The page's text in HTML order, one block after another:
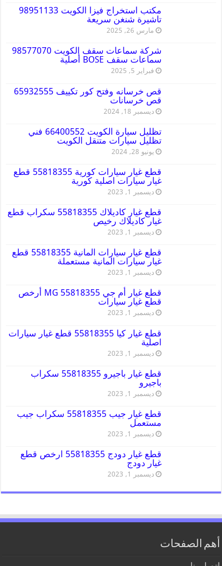
مكتب استخراج فيزا الكويت 98951133
تاشيرة شنغن سريعة
مارس 26, 2025
شركة سماعات سقف الكويت 98577070
سماعات سقف BOSE أصلية
فبراير 5, 2025
قص خرسانه وفتح كور تكييف 65932555
قص خرسانات
ديسمبر 18, 2024
تظليل سيارة الكويت 66400552 فني
تظليل سيارات متنقل الكويت
يونيو 28, 2024
قطع غيار سيارات كورية 55818355 قطع
غيار سيارات اصلية كورية
ديسمبر 1, 2023
قطع غيار كاديلاك 55818355 سكراب قطع
غيار كاديلاك رخيص
ديسمبر 1, 2023
قطع غيار سيارات المانية 55818355 قطع
غيار سيارات المانية مستعملة
ديسمبر 1, 2023
قطع غيار أم جي MG 55818355 أرخص
قطع غيار سيارات
ديسمبر 1, 2023
قطع غيار كيا 55818355 قطع غيار سيارات
اصلية
ديسمبر 1, 2023
قطع غيار باجيرو 55818355 سكراب
باجيرو
ديسمبر 1, 2023
قطع غيار جيب 55818355 سكراب جيب
مستعمل
ديسمبر 1, 2023
قطع غيار دودج 55818355 ارخص قطع
غيار دودج
ديسمبر 1, 2023
أهم الصفحات